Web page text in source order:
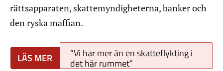
rättsapparaten, skattemyndigheterna, banker och
den ryska maffian.
”Vi har mer än en skatteflykting i
det här rummet”